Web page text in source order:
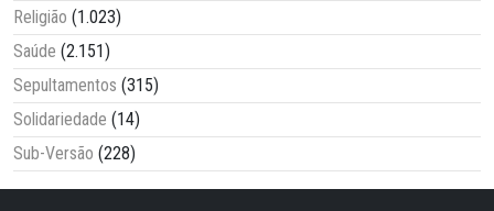
Religião (1.023)
Saúde (2.151)
Sepultamentos (315)
Solidariedade (14)
Sub-Versão (228)